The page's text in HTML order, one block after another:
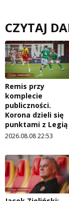
CZYTAJ
Remis przy
komplecie
publiczności.
Korona dzieli się
punktami z Legią
2026.08.08 22:53